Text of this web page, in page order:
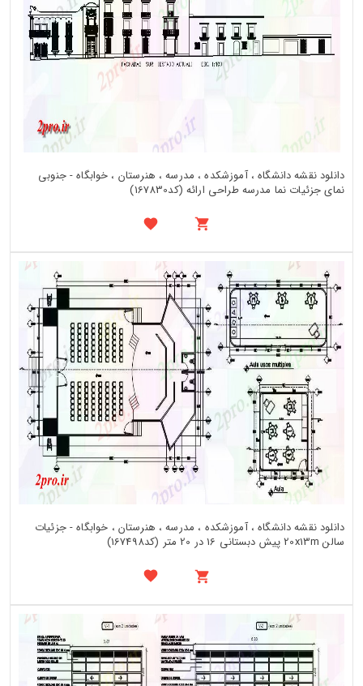
دانلود نقشه دانشگاه ، آموزشکده ، مدرسه ، هنرستان ، خوابگاه - جنوبی
نمای جزئیات نما مدرسه طراحی ارائه (کد167830)
دانلود نقشه دانشگاه ، آموزشکده ، مدرسه ، هنرستان ، خوابگاه - جزئیات
سالن 20x13m پیش دبستانی 16 در 20 متر (کد167498)